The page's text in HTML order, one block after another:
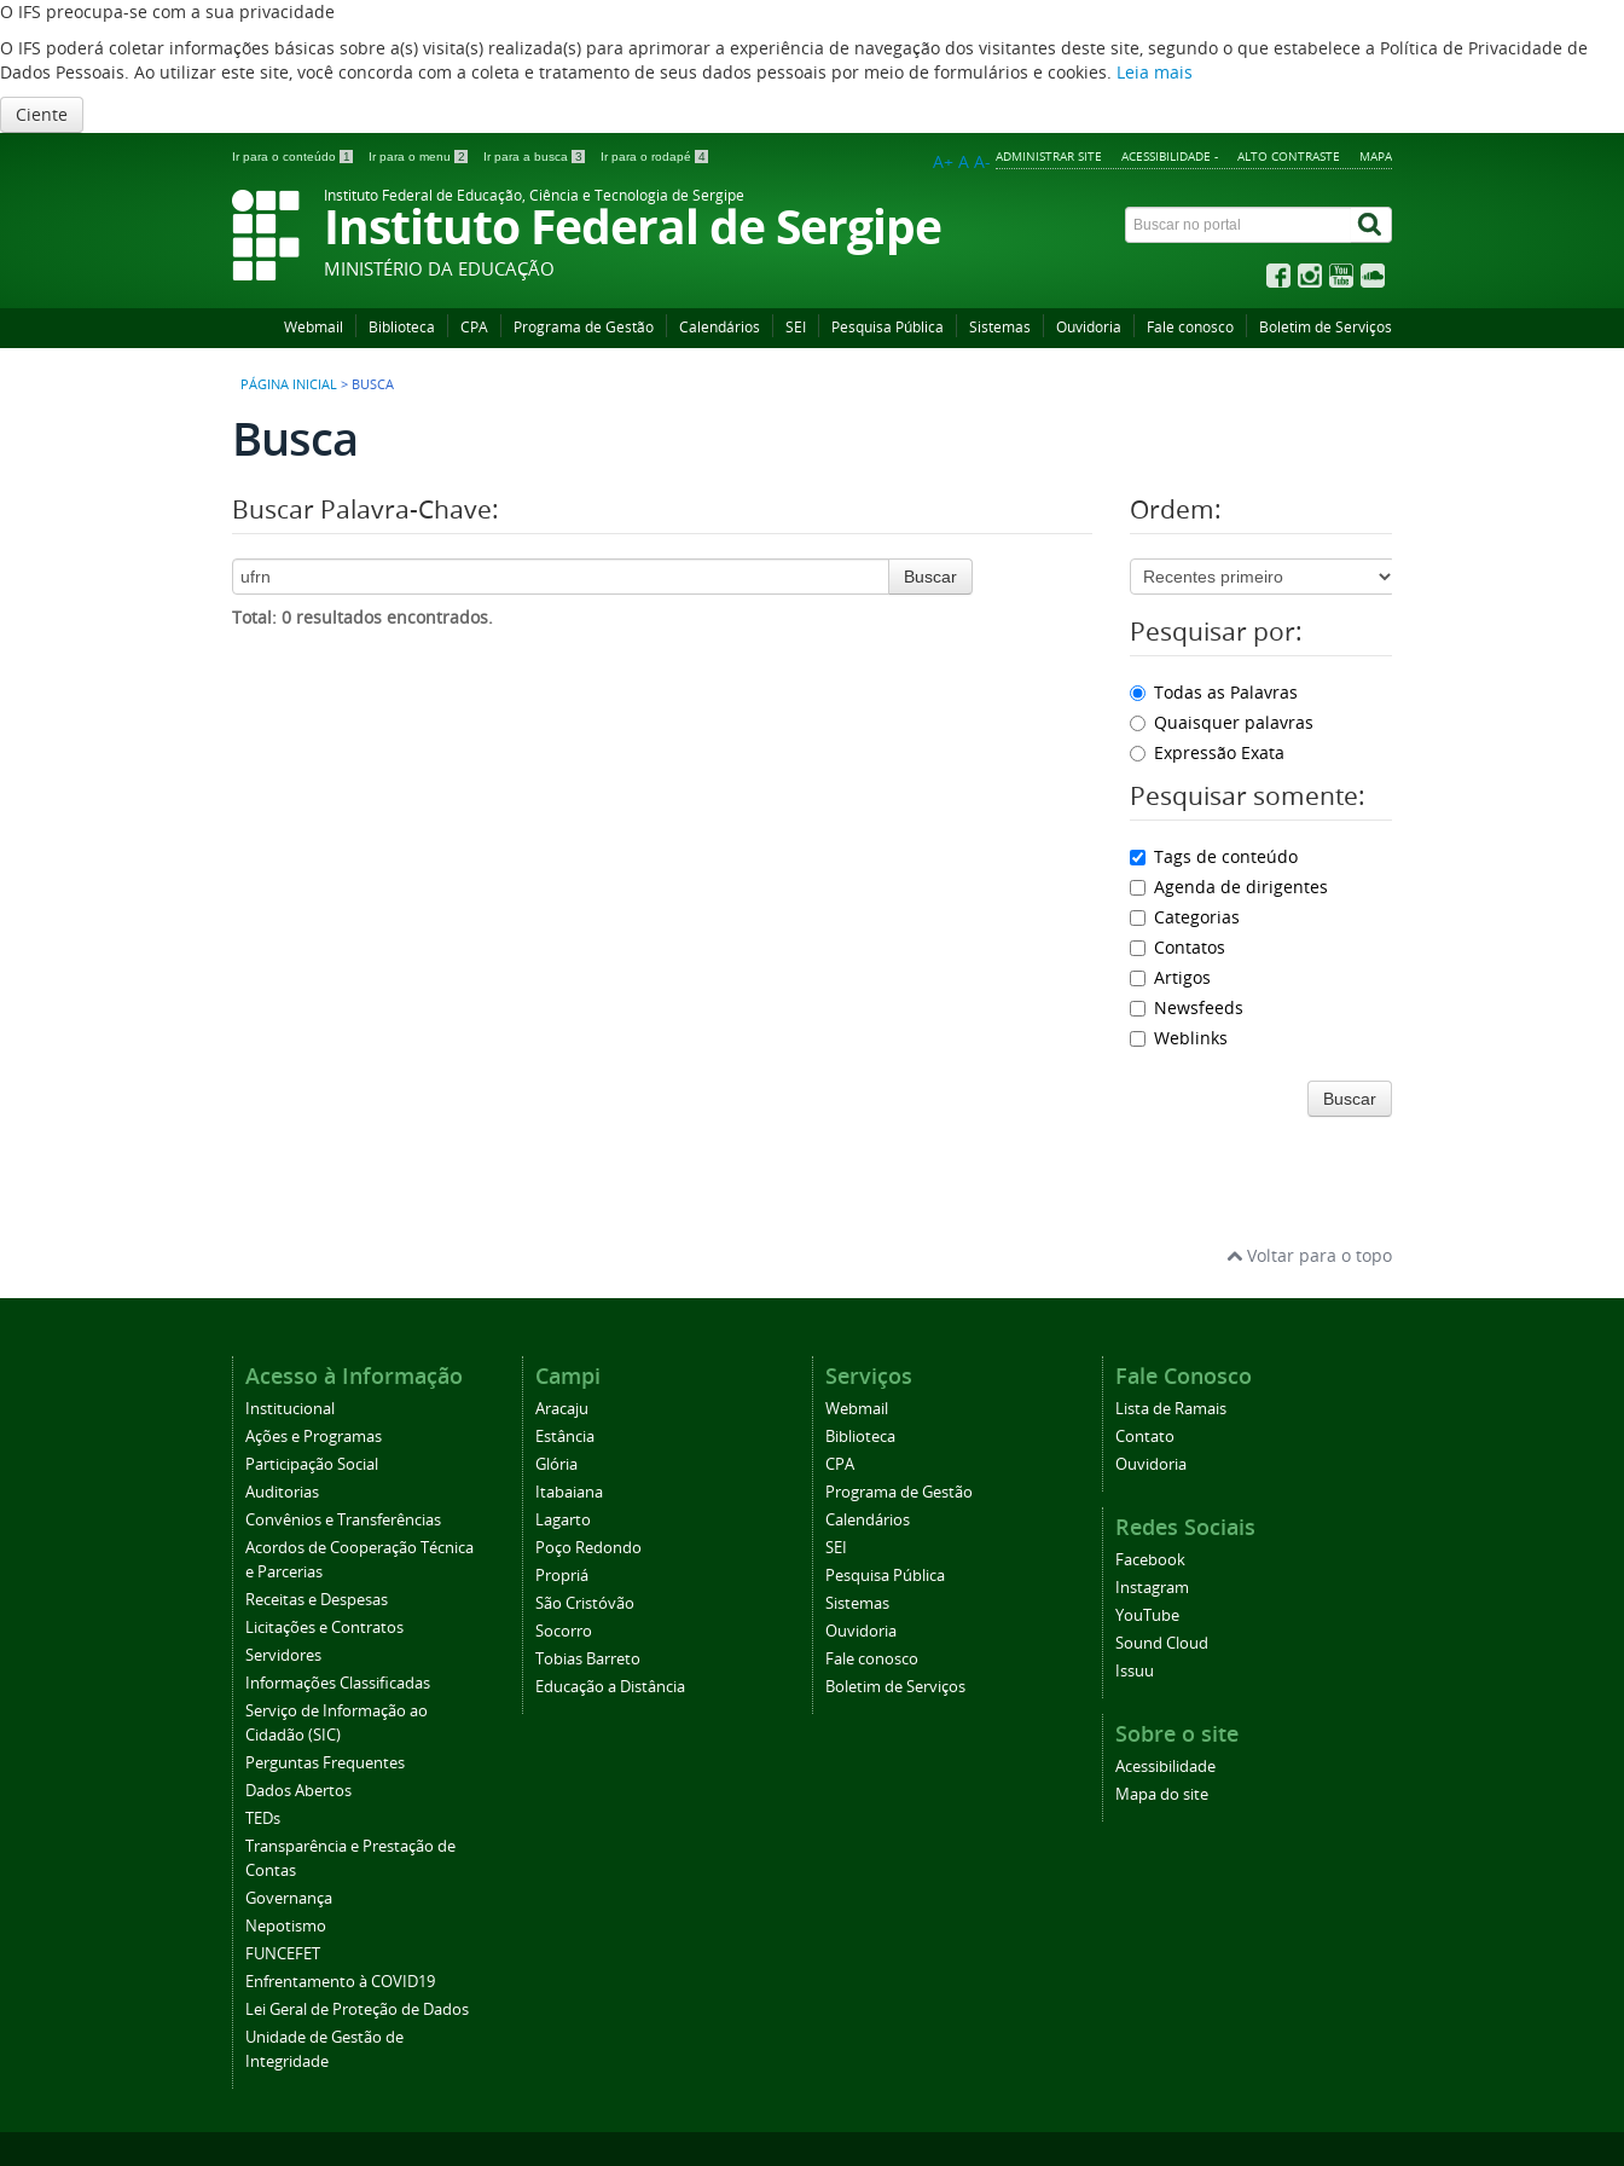
O IFS preocupa-se com a sua privacidade
O IFS poderá coletar informações básicas sobre a(s) visita(s) realizada(s) para aprimorar a experiência de navegação dos visitantes deste site, segundo o que estabelece a Política de Privacidade de
Dados Pessoais. Ao utilizar este site, você concorda com a coleta e tratamento de seus dados pessoais por meio de formulários e cookies. Leia mais
Ciente
Ir para o conteúdo 1 Ir para o menu 2 Ir para a busca 3 Ir para o rodapé 4 ADMINISTRAR SITE ACESSIBILIDADE - ALTO CONTRASTE MAPA
A+ A A-
Instituto Federal de Educação, Ciência e Tecnologia de Sergipe
Instituto Federal de Sergipe
MINISTÉRIO DA EDUCAÇÃO
Webmail Biblioteca CPA Programa de Gestão Calendários SEI Pesquisa Pública Sistemas Ouvidoria Fale conosco Boletim de Serviços
PÁGINA INICIAL > BUSCA
Busca
Buscar Palavra-Chave:
Buscar
Total: 0 resultados encontrados.
Ordem:
Pesquisar por:
Todas as Palavras
Quaisquer palavras
Expressão Exata
Pesquisar somente:
Tags de conteúdo
Agenda de dirigentes
Categorias
Contatos
Artigos
Newsfeeds
Weblinks
Buscar
Voltar para o topo
Acesso à Informação
Institucional
Ações e Programas
Participação Social
Auditorias
Convênios e Transferências
Acordos de Cooperação Técnica
e Parcerias
Receitas e Despesas
Licitações e Contratos
Servidores
Informações Classificadas
Serviço de Informação ao
Cidadão (SIC)
Perguntas Frequentes
Dados Abertos
TEDs
Transparência e Prestação de
Contas
Governança
Nepotismo
FUNCEFET
Enfrentamento à COVID19
Lei Geral de Proteção de Dados
Unidade de Gestão de
Integridade
Campi
Aracaju
Estância
Glória
Itabaiana
Lagarto
Poço Redondo
Propriá
São Cristóvão
Socorro
Tobias Barreto
Educação a Distância
Serviços
Webmail
Biblioteca
CPA
Programa de Gestão
Calendários
SEI
Pesquisa Pública
Sistemas
Ouvidoria
Fale conosco
Boletim de Serviços
Fale Conosco
Lista de Ramais
Contato
Ouvidoria
Redes Sociais
Facebook
Instagram
YouTube
Sound Cloud
Issuu
Sobre o site
Acessibilidade
Mapa do site